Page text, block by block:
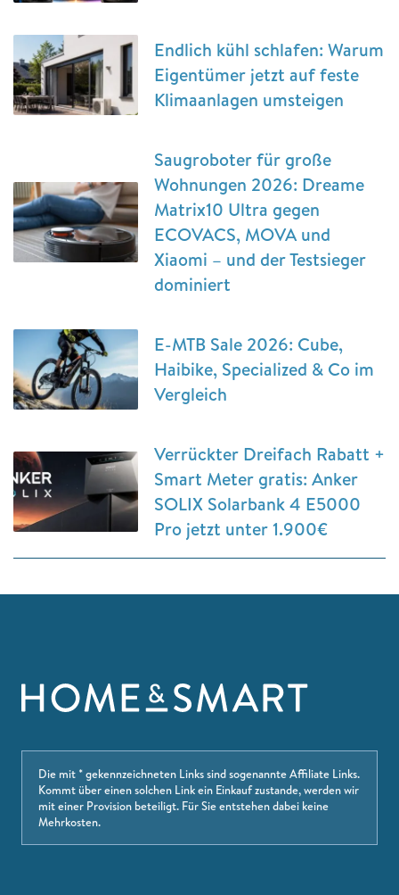
Endlich kühl schlafen: Warum
Eigentümer jetzt auf feste
Klimaanlagen umsteigen
Saugroboter für große
Wohnungen 2026: Dreame
Matrix10 Ultra gegen
ECOVACS, MOVA und
Xiaomi – und der Testsieger
dominiert
E-MTB Sale 2026: Cube,
Haibike, Specialized & Co im
Vergleich
Verrückter Dreifach Rabatt +
Smart Meter gratis: Anker
SOLIX Solarbank 4 E5000
Pro jetzt unter 1.900€
Die mit * gekennzeichneten Links sind sogenannte Affiliate Links.
Kommt über einen solchen Link ein Einkauf zustande, werden wir
mit einer Provision beteiligt. Für Sie entstehen dabei keine
Mehrkosten.